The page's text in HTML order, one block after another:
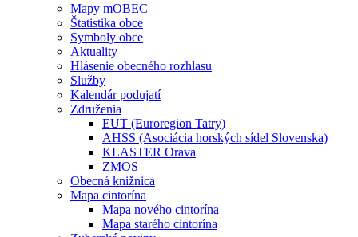
Mapy mOBEC
Štatistika obce
Symboly obce
Aktuality
Hlásenie obecného rozhlasu
Služby
Kalendár podujatí
Združenia
EUT (Euroregion Tatry)
AHSS (Asociácia horských sídel Slovenska)
KLASTER Orava
ZMOS
Obecná knižnica
Mapa cintorína
Mapa nového cintorína
Mapa starého cintorína